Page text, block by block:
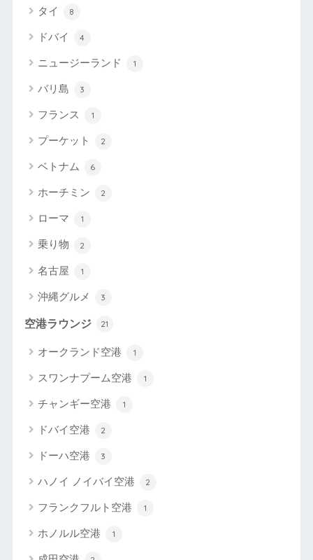
タイ 8
ドバイ 4
ニュージーランド 1
バリ島 3
フランス 1
プーケット 2
ベトナム 6
ホーチミン 2
ローマ 1
乗り物 2
名古屋 1
沖縄グルメ 3
空港ラウンジ 21
オークランド空港 1
スワンナプーム空港 1
チャンギー空港 1
ドバイ空港 2
ドーハ空港 3
ハノイ ノイバイ空港 2
フランクフルト空港 1
ホノルル空港 1